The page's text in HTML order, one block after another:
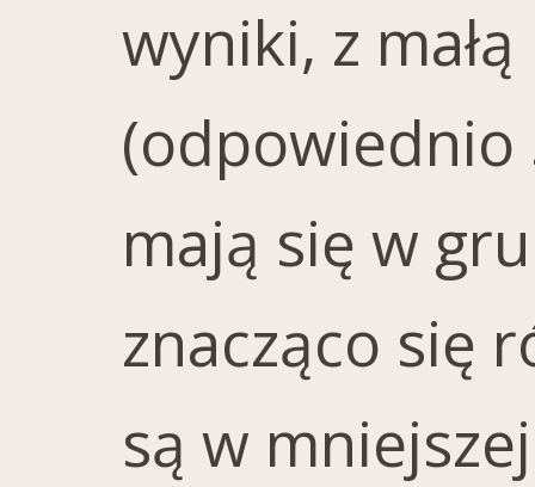
wyniki, z
(odpowiednio
mają się w
znacząco się
są w